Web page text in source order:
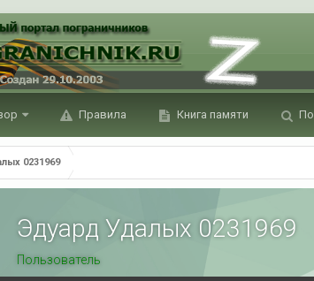
Правила Книга памяти
0231969
Эдуард Удалых 0231969
Пользователь